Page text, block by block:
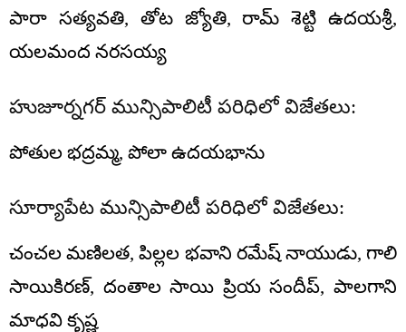
పారా సత్యవతి, తోట జ్యోతి, రామ్ శెట్టి ఉదయశ్రీ,
యలమంద నరసయ్య
హుజూర్నగర్ మున్సిపాలిటీ పరిధిలో విజేతలు:
పోతుల భద్రమ్మ, పోలా ఉదయభాను
సూర్యాపేట మున్సిపాలిటీ పరిధిలో విజేతలు:
చంచల మణిలత, పిల్లల భవాని రమేష్ నాయుడు, గాలి
సాయికిరణ్, దంతాల సాయి ప్రియ సందీప్, పాలగాని
మాధవి కృష్ణ